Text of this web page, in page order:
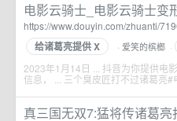
电影云骑士_电影云骑士变
https://www.douyin.com/zhuanti/
给诸葛亮提供 X · 爱笑的槟榔 ·
2023年1月14日 ... 抖音为你提供电
信息， ... 三个臭皮匠打不过诸葛亮
真三国无双7:猛将传诸葛